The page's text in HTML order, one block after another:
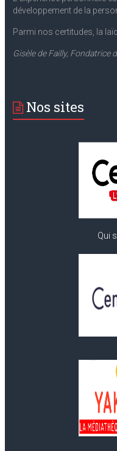
développement de la
Parmi nos certitudes, la
Gisèle de Failly, Fondatrice
Nos sites
Qui